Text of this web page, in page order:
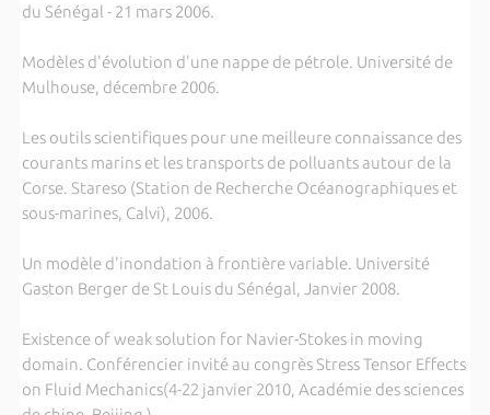
du Sénégal - 21 mars 2006.
Modèles d'évolution d'une nappe de pétrole. Université de
Mulhouse, décembre 2006.
Les outils scientifiques pour une meilleure connaissance des
courants marins et les transports de polluants autour de la
Corse. Stareso (Station de Recherche Océanographiques et
sous-marines, Calvi), 2006.
Un modèle d'inondation à frontière variable. Université
Gaston Berger de St Louis du Sénégal, Janvier 2008.
Existence of weak solution for Navier-Stokes in moving
domain. Conférencier invité au congrès Stress Tensor Effects
on Fluid Mechanics(4-22 janvier 2010, Académie des sciences